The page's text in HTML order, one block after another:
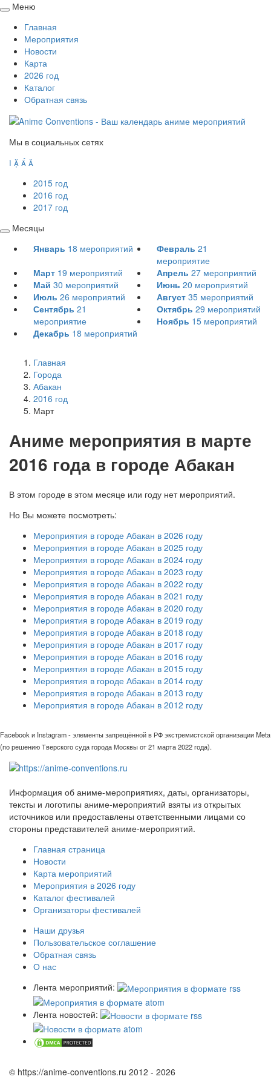
Свернуть
развернуть
Меню
Главная
Мероприятия
Новости
Карта
2026 год
Каталог
Обратная связь
Мы в социальных сетях
   
2015 год
2016 год
2017 год
Свернуть
Месяцы
Январь 18 мероприятий Февраль 21
мероприятие
Март 19 мероприятий Апрель 27 мероприятий
Май 30 мероприятий Июнь 20 мероприятий
Июль 26 мероприятий Август 35 мероприятий
Сентябрь 21
мероприятие
Октябрь 29 мероприятий
Ноябрь 15 мероприятий
Декабрь 18 мероприятий
Главная
Города
Абакан
2016 год
Март
Аниме мероприятия в марте
2016 года в городе Абакан
В этом городе в этом месяце или году нет мероприятий.
Но Вы можете посмотреть:
Мероприятия в городе Абакан в 2026 году
Мероприятия в городе Абакан в 2025 году
Мероприятия в городе Абакан в 2024 году
Мероприятия в городе Абакан в 2023 году
Мероприятия в городе Абакан в 2022 году
Мероприятия в городе Абакан в 2021 году
Мероприятия в городе Абакан в 2020 году
Мероприятия в городе Абакан в 2019 году
Мероприятия в городе Абакан в 2018 году
Мероприятия в городе Абакан в 2017 году
Мероприятия в городе Абакан в 2016 году
Мероприятия в городе Абакан в 2015 году
Мероприятия в городе Абакан в 2014 году
Мероприятия в городе Абакан в 2013 году
Мероприятия в городе Абакан в 2012 году
Facebook и Instagram - элементы запрещённой в РФ экстремистской организации Meta
(по решению Тверского суда города Москвы от 21 марта 2022 года).
Информация об аниме-мероприятиях, даты, организаторы,
тексты и логотипы аниме-мероприятий взяты из открытых
источников или предоставлены ответственными лицами со
стороны представителей аниме-мероприятий.
Главная страница
Новости
Карта мероприятий
Мероприятия в 2026 году
Каталог фестивалей
Организаторы фестивалей
Наши друзья
Пользовательское соглашение
Обратная связь
О нас
Лента мероприятий:
Лента новостей:
© https://anime-conventions.ru 2012 - 2026